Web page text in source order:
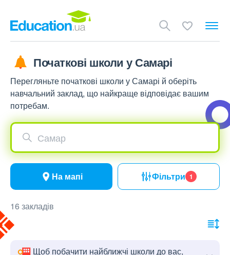
Початкові школи у Самарі
Перегляньте початкові школи у Самарі й оберіть
навчальний заклад, що найкраще відповідає вашим
потребам.
Самар
На мапі Фільтри 1
16 закладів
Щоб побачити найближчі школи до вас,